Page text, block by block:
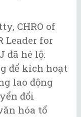
CHRO of
Leader for
đã hé lộ:
để kích hoạt
lao động
đổi
hóa tổ